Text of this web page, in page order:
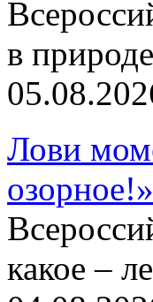
в
Лови
какое –